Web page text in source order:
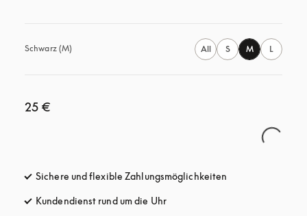
Schwarz (M) All S M L
25 €
Sichere und flexible Zahlungsmöglichkeiten
Kundendienst rund um die Uhröffnet sich in einem neuen Tab